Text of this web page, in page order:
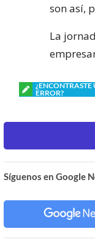
son así,
La
¿ENCONTRASTE
ERROR?
Síguenos en Google